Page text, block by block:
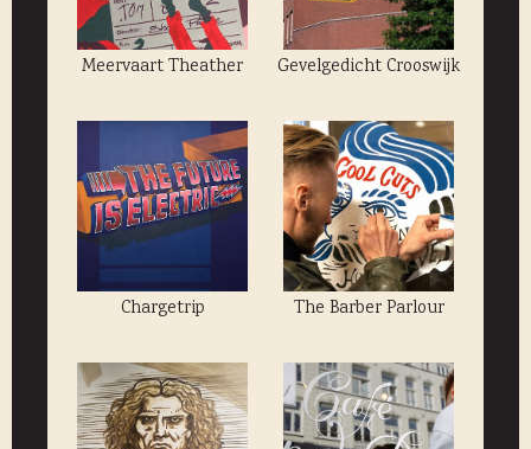
Meervaart Theather Gevelgedicht Crooswijk
Chargetrip The Barber Parlour